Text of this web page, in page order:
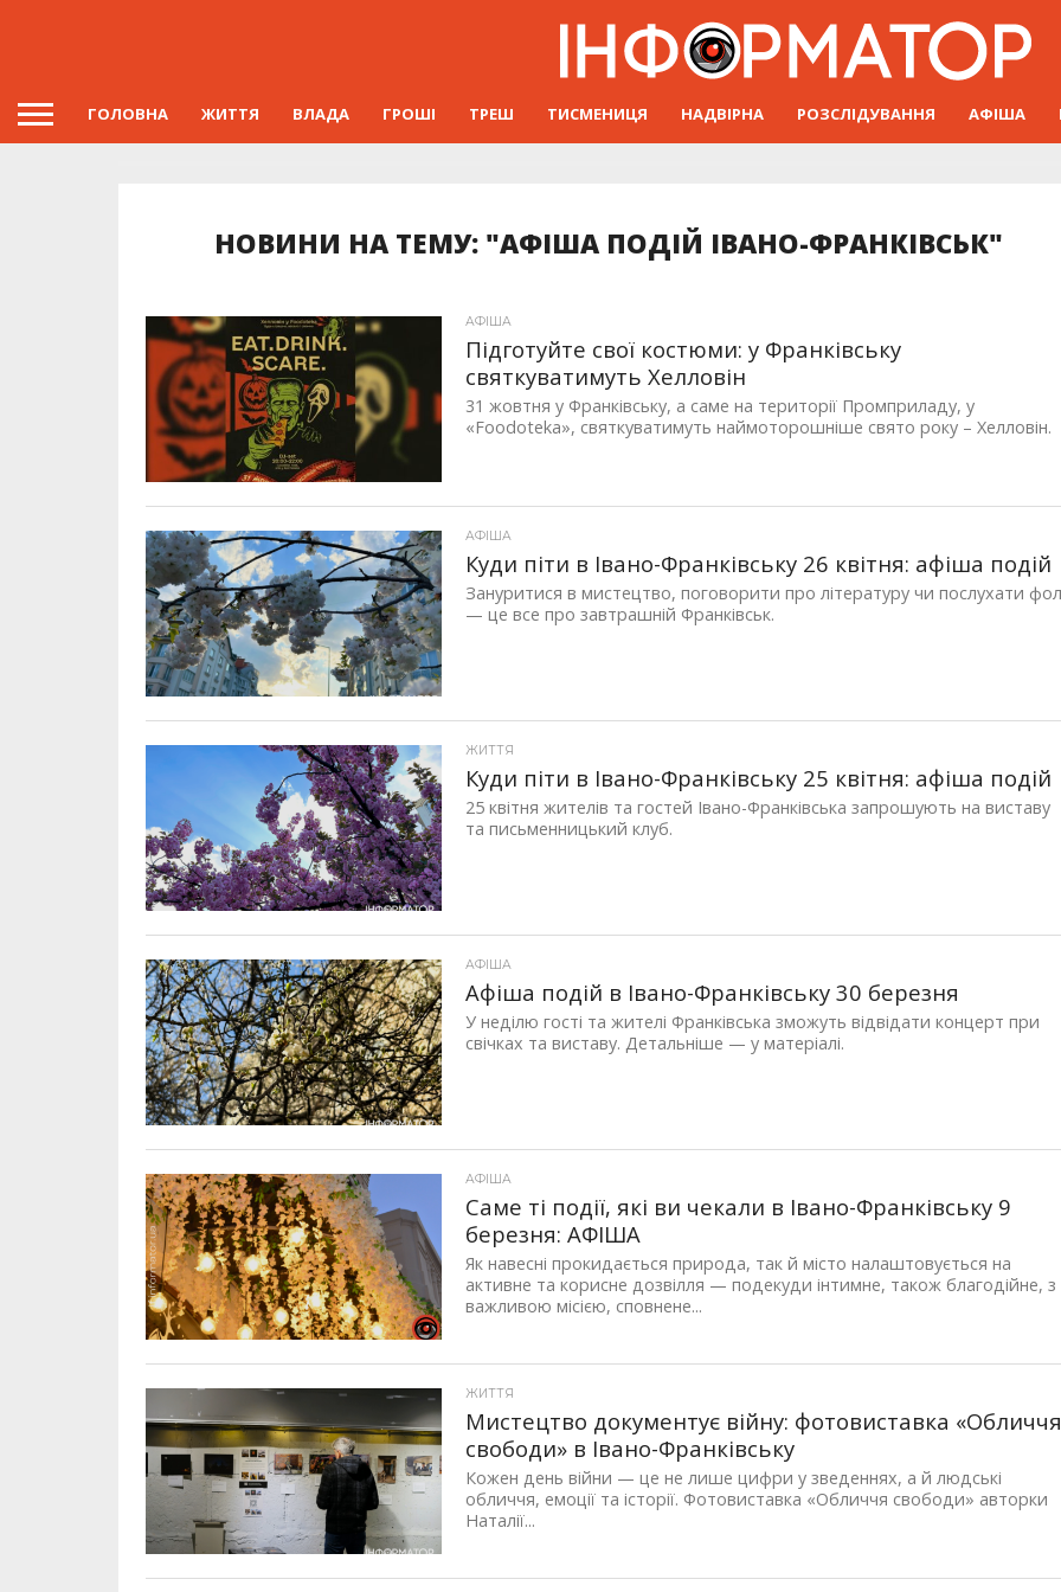
ГОЛОВНА ЖИТТЯ ВЛАДА ГРОШІ ТРЕШ ТИСМЕНИЦЯ НАДВІРНА РОЗСЛІДУВАННЯ АФІША
НОВИНИ НА ТЕМУ: "АФІША ПОДІЙ ІВАНО-ФРАНКІВСЬК"
АФІША
Підготуйте свої костюми: у Франківську
святкуватимуть Хелловін
31 жовтня у Франківську, а саме на території Промприладу, у
«Foodoteka», святкуватимуть наймоторошніше свято року – Хелловін.
АФІША
Куди піти в Івано-Франківську 26 квітня: афіша подій
Зануритися в мистецтво, поговорити про літературу чи послухати
— це все про завтрашній Франківськ.
ЖИТТЯ
Куди піти в Івано-Франківську 25 квітня: афіша подій
25 квітня жителів та гостей Івано-Франківська запрошують на виставу
та письменницький клуб.
АФІША
Афіша подій в Івано-Франківську 30 березня
У неділю гості та жителі Франківська зможуть відвідати концерт при
свічках та виставу. Детальніше — у матеріалі.
АФІША
Саме ті події, які ви чекали в Івано-Франківську 9
березня: АФІША
Як навесні прокидається природа, так й місто налаштовується на
активне та корисне дозвілля — подекуди інтимне, також благодійне, з
важливою місією, сповнене...
ЖИТТЯ
Мистецтво документує війну: фотовиставка
свободи» в Івано-Франківську
Кожен день війни — це не лише цифри у зведеннях, а й людські
обличчя, емоції та історії. Фотовиставка «Обличчя свободи» авторки
Наталії...